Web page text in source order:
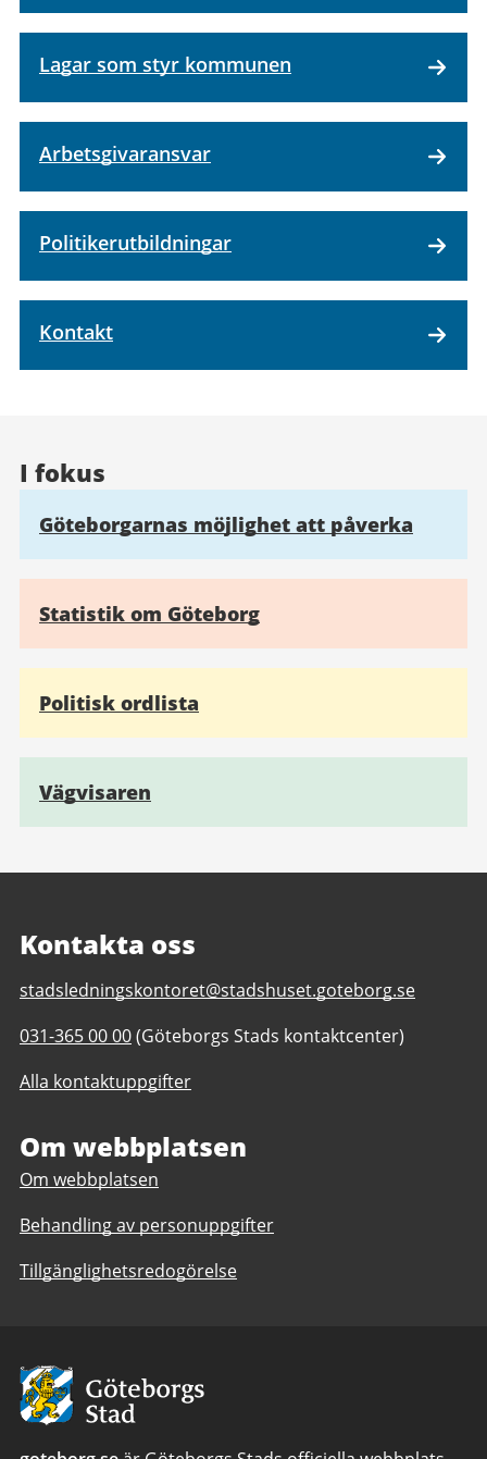
Lagar som styr kommunen
Arbetsgivaransvar
Politikerutbildningar
Kontakt
I fokus
Göteborgarnas möjlighet att påverka
Statistik om Göteborg
Politisk ordlista
Vägvisaren
Kontakta oss
E-
till
Stadsledningskontoret
stadsledningskontoret@stadshuset.goteborg.se
Telefonnummer
Stadsledningskontoret
031-365 00 00(Göteborgs Stads kontaktcenter)
Alla kontaktuppgifter
Om webbplatsen
Om webbplatsen
Behandling av personuppgifter
Tillgänglighetsredogörelse
Avsändare:
Göteborgs
Stad